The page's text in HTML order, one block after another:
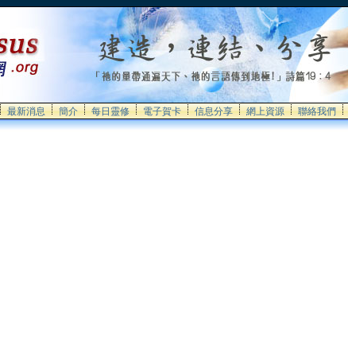
最新消息 簡介 每日靈修 電子賀卡 信息分享 網上資源 聯絡我們